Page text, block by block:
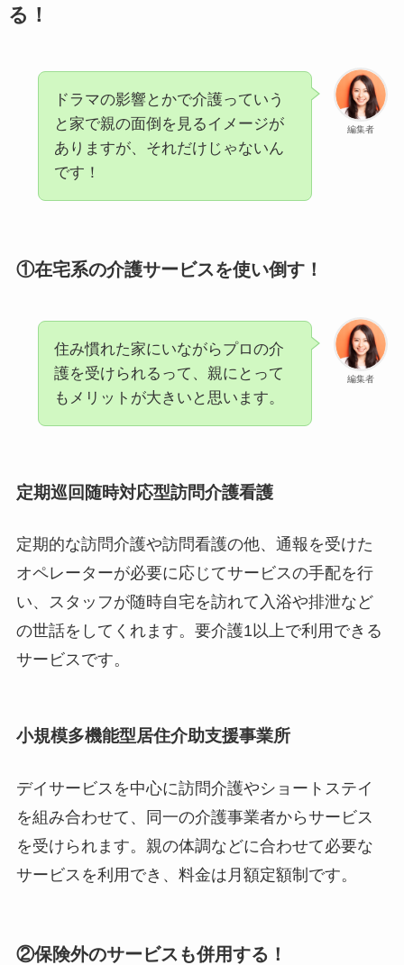
る！
編集者
ドラマの影響とかで介護っていう
と家で親の面倒を見るイメージが
ありますが、それだけじゃないん
です！
①在宅系の介護サービスを使い倒す！
編集者
住み慣れた家にいながらプロの介
護を受けられるって、親にとって
もメリットが大きいと思います。
定期巡回随時対応型訪問介護看護
定期的な訪問介護や訪問看護の他、通報を受けた
オペレーターが必要に応じてサービスの手配を行
い、スタッフが随時自宅を訪れて入浴や排泄など
の世話をしてくれます。要介護1以上で利用できる
サービスです。
小規模多機能型居住介助支援事業所
デイサービスを中心に訪問介護やショートステイ
を組み合わせて、同一の介護事業者からサービス
を受けられます。親の体調などに合わせて必要な
サービスを利用でき、料金は月額定額制です。
②保険外のサービスも併用する！